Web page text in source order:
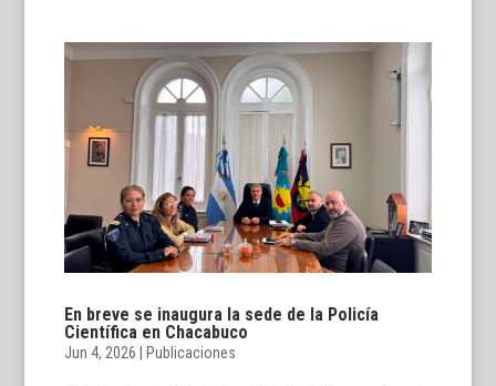
En breve se inaugura la sede de la Policía
Científica en Chacabuco
Jun 4, 2026 | Publicaciones